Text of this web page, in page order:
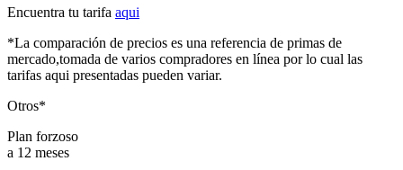
Encuentra tu tarifa aqui
*La comparación de precios es una referencia de primas de
mercado,tomada de varios compradores en línea por lo cual las
tarifas aqui presentadas pueden variar.
Otros*
Plan forzoso
a 12 meses